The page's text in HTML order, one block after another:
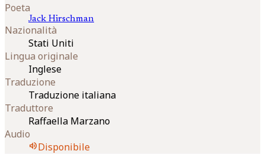
Poeta
Jack Hirschman
Nazionalità
Stati Uniti
Lingua originale
Inglese
Traduzione
Traduzione italiana
Traduttore
Raffaella Marzano
Audio
volume_upDisponibile